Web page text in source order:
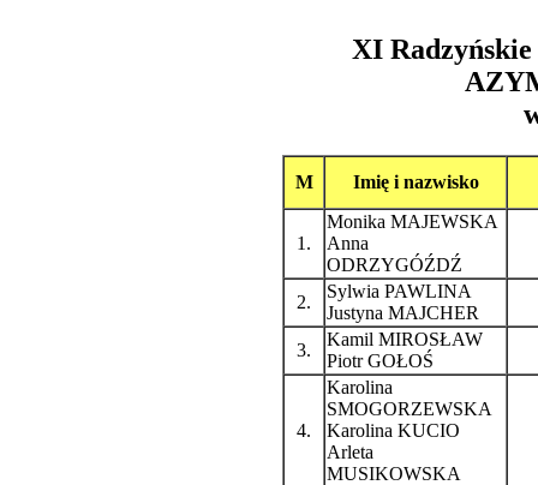
XI
M Imię i nazwisko
1.
Monika MAJEWSKA
Anna
ODRZYGÓŹDŹ
2.
Sylwia PAWLINA
Justyna MAJCHER
3.
Kamil MIROSŁAW
Piotr GOŁOŚ
4.
Karolina
SMOGORZEWSKA
Karolina KUCIO
Arleta
MUSIKOWSKA